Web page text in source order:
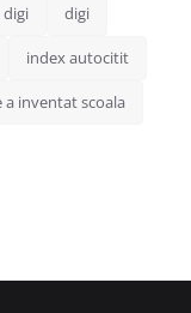
digi
index autocitit
a inventat scoala